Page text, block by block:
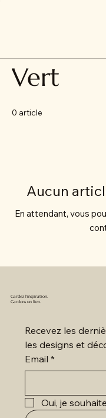
Vert
0 article
Aucun
En attendant, vous
Gardez l'inspiration.
Gardons un lien.
Recevez les
les designs et
Email *
Oui, je